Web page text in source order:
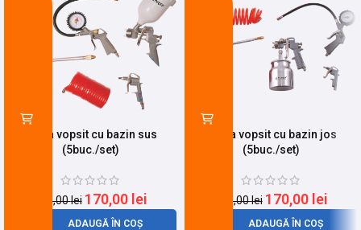
Trusa vopsit cu bazin sus
(5buc./set)
231,00lei 170,00 lei
ADAUGĂ ÎN COȘ
Trusa vopsit cu bazin jos
(5buc./set)
193,00lei 170,00 lei
ADAUGĂ ÎN COȘ